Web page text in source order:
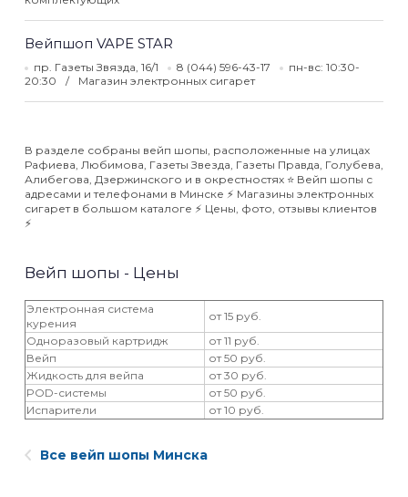
Вейпшоп VAPE STAR
пр. Газеты Звязда, 16/1 8 (044) 596-43-17
пн-вс: 10:30-
20:30
Магазин электронных сигарет
В разделе собраны вейп шопы, расположенные на улицах
Рафиева, Любимова, Газеты Звезда, Газеты Правда, Голубева,
Алибегова, Дзержинского и в окрестностях ⭐️ Вейп шопы с
адресами и телефонами в Минске ⚡️ Магазины электронных
сигарет в большом каталоге ⚡️ Цены, фото, отзывы клиентов
⚡️
Вейп шопы - Цены
Электронная система
курения
от 15 руб.
Одноразовый картридж
от 11 руб.
Вейп
от 50 руб.
Жидкость для вейпа
от 30 руб.
POD-системы
от 50 руб.
Испарители
от 10 руб.
Все вейп шопы Минска